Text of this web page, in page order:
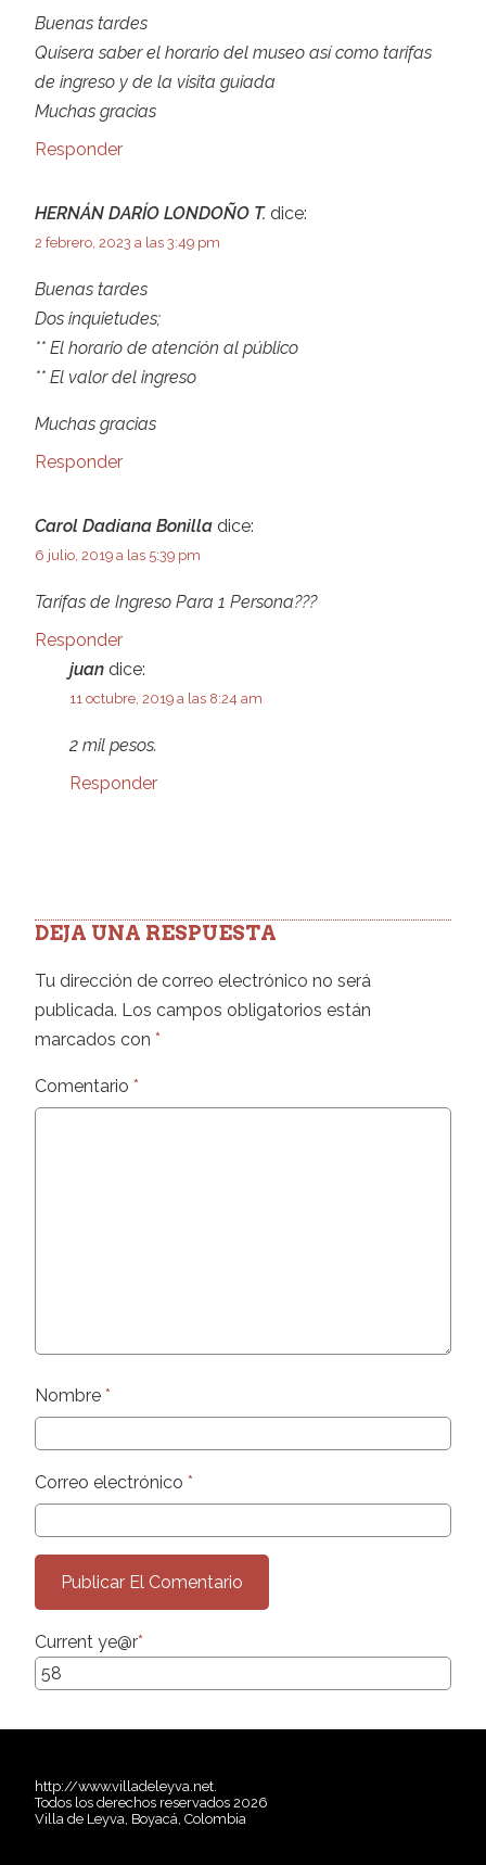
Buenas tardes
Quisera saber el horario del museo así como tarifas
de ingreso y de la visita guiada
Muchas gracias
Responder
HERNÁN DARÍO LONDOÑO T. dice:
2 febrero, 2023 a las 3:49 pm
Buenas tardes
Dos inquietudes;
** El horario de atención al público
** El valor del ingreso
Muchas gracias
Responder
Carol Dadiana Bonilla dice:
6 julio, 2019 a las 5:39 pm
Tarifas de Ingreso Para 1 Persona???
Responder
juan dice:
11 octubre, 2019 a las 8:24 am
2 mil pesos.
Responder
DEJA UNA RESPUESTA
Tu dirección de correo electrónico no será
publicada. Los campos obligatorios están
marcados con *
Comentario *
Nombre *
Correo electrónico *
Current ye@r*
http://www.villadeleyva.net.
Todos los derechos reservados 2026
Villa de Leyva, Boyacá, Colombia